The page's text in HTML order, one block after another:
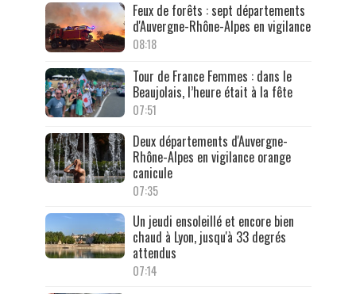
Feux de forêts : sept départements
d'Auvergne-Rhône-Alpes en vigilance
08:18
Tour de France Femmes : dans le
Beaujolais, l’heure était à la fête
07:51
Deux départements d'Auvergne-
Rhône-Alpes en vigilance orange
canicule
07:35
Un jeudi ensoleillé et encore bien
chaud à Lyon, jusqu'à 33 degrés
attendus
07:14